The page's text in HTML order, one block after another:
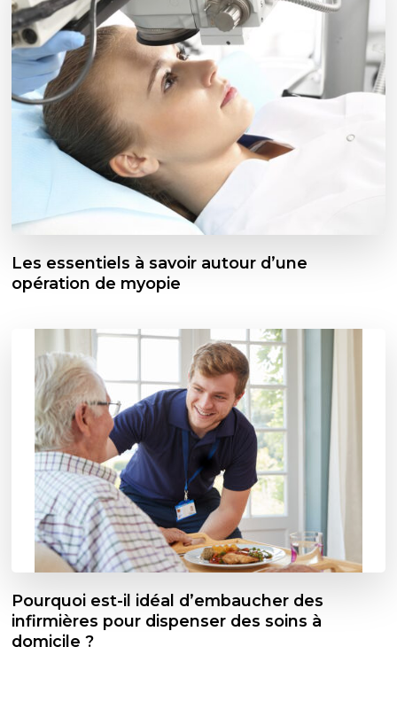
Les essentiels à savoir autour d’une
opération de myopie
Pourquoi est-il idéal d’embaucher des
infirmières pour dispenser des soins à
domicile ?